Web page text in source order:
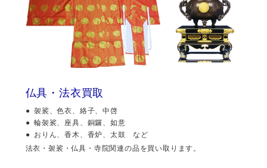
仏具・法衣買取
袈裟、色衣、絡子、中啓
輪袈裟、座具、銅鑼、如意
おりん、香木、香炉、太鼓 など
法衣・袈裟・仏具・寺院関連の品を買い取ります。